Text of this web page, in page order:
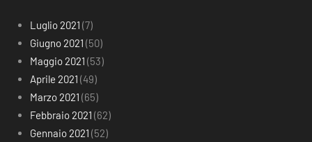
Luglio 2021 (7)
Giugno 2021 (50)
Maggio 2021 (53)
Aprile 2021 (49)
Marzo 2021 (65)
Febbraio 2021 (62)
Gennaio 2021 (52)